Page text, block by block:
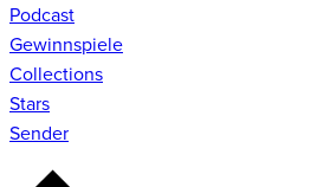
Podcast
Gewinnspiele
Collections
Stars
Sender